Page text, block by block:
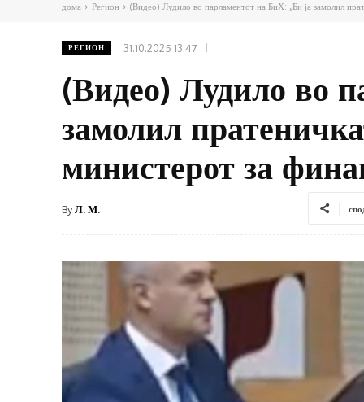
дома Регион (Видео) Лудило во парламентот на БиХ: „Би ја замолил
РЕГИОН 31.10.2025 13:47
(Видео) Лудило во
замолил
министерот за
ByЛ. М.